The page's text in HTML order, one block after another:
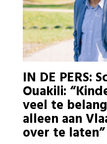
IN DE PERS:
Ouakili:
veel te
alleen aan
over te laten”